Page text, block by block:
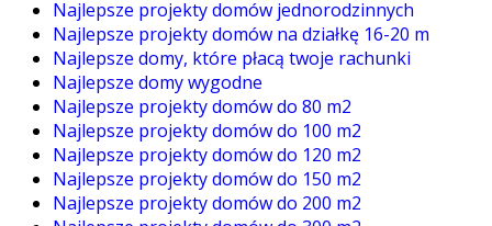
Najlepsze projekty domów jednorodzinnych
Najlepsze projekty domów na działkę 16-20 m
Najlepsze domy, które płacą twoje rachunki
Najlepsze domy wygodne
Najlepsze projekty domów do 80 m2
Najlepsze projekty domów do 100 m2
Najlepsze projekty domów do 120 m2
Najlepsze projekty domów do 150 m2
Najlepsze projekty domów do 200 m2